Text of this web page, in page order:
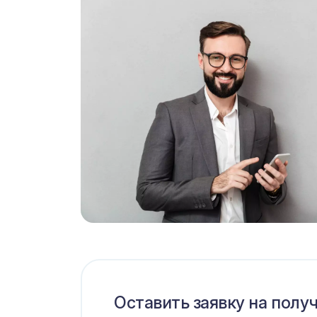
Оставить заявку на